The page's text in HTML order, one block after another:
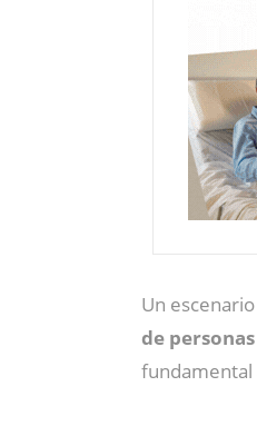
Un
de
fundamental